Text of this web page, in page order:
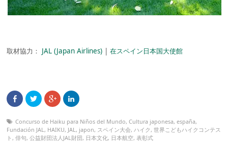
取材協力： JAL (Japan Airlines) |在スペイン日本国大使館
Concurso de Haiku para Niños del Mundo,Cultura japonesa,españa,
Fundación JAL , HAIKU, JAL , japon, スペイン大会, ハイク ,世界こどもハイクコンテス
ト ,俳句,公益財団法人JAL財団, 日本文化, 日本航空,表彰式